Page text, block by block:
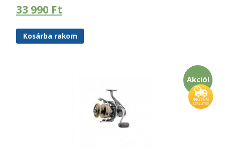
33 990 Ft
Kosárba rakom
Akció!